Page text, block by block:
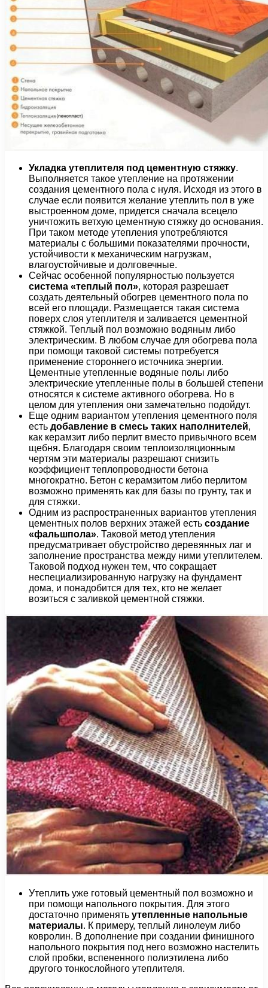
Укладка утеплителя под цементную стяжку.
Выполняется такое утепление на протяжении
создания цементного пола с нуля. Исходя из этого в
случае если появится желание утеплить пол в уже
выстроенном доме, придется сначала всецело
уничтожить ветхую цементную стяжку до основания.
При таком методе утепления употребляются
материалы с большими показателями прочности,
устойчивости к механическим нагрузкам,
влагоустойчивые и долговечные.
Сейчас особенной популярностью пользуется
система «теплый пол», которая разрешает
создать деятельный обогрев цементного пола по
всей его площади. Размещается такая система
поверх слоя утеплителя и заливается цементной
стяжкой. Теплый пол возможно водяным либо
электрическим. В любом случае для обогрева пола
при помощи таковой системы потребуется
применение стороннего источника энергии.
Цементные утепленные водяные полы либо
электрические утепленные полы в большей степени
относятся к системе активного обогрева. Но в
целом для утепления они замечательно подойдут.
Еще одним вариантом утепления цементного поля
есть добавление в смесь таких наполнителей,
как керамзит либо перлит вместо привычного всем
щебня. Благодаря своим теплоизоляционным
чертям эти материалы разрешают снизить
коэффициент теплопроводности бетона
многократно. Бетон с керамзитом либо перлитом
возможно применять как для базы по грунту, так и
для стяжки.
Одним из распространенных вариантов утепления
цементных полов верхних этажей есть создание
«фальшпола». Таковой метод утепления
предусматривает обустройство деревянных лаг и
заполнение пространства между ними утеплителем.
Таковой подход нужен тем, что сокращает
неспециализированную нагрузку на фундамент
дома, и понадобится для тех, кто не желает
возиться с заливкой цементной стяжки.
Утеплить уже готовый цементный пол возможно и
при помощи напольного покрытия. Для этого
достаточно применять утепленные напольные
материалы. К примеру, теплый линолеум либо
ковролин. В дополнение при создании финишного
напольного покрытия под него возможно настелить
слой пробки, вспененного полиэтилена либо
другого тонкослойного утеплителя.